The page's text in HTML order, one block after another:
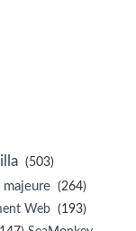
(503)
(264)
Web (193)